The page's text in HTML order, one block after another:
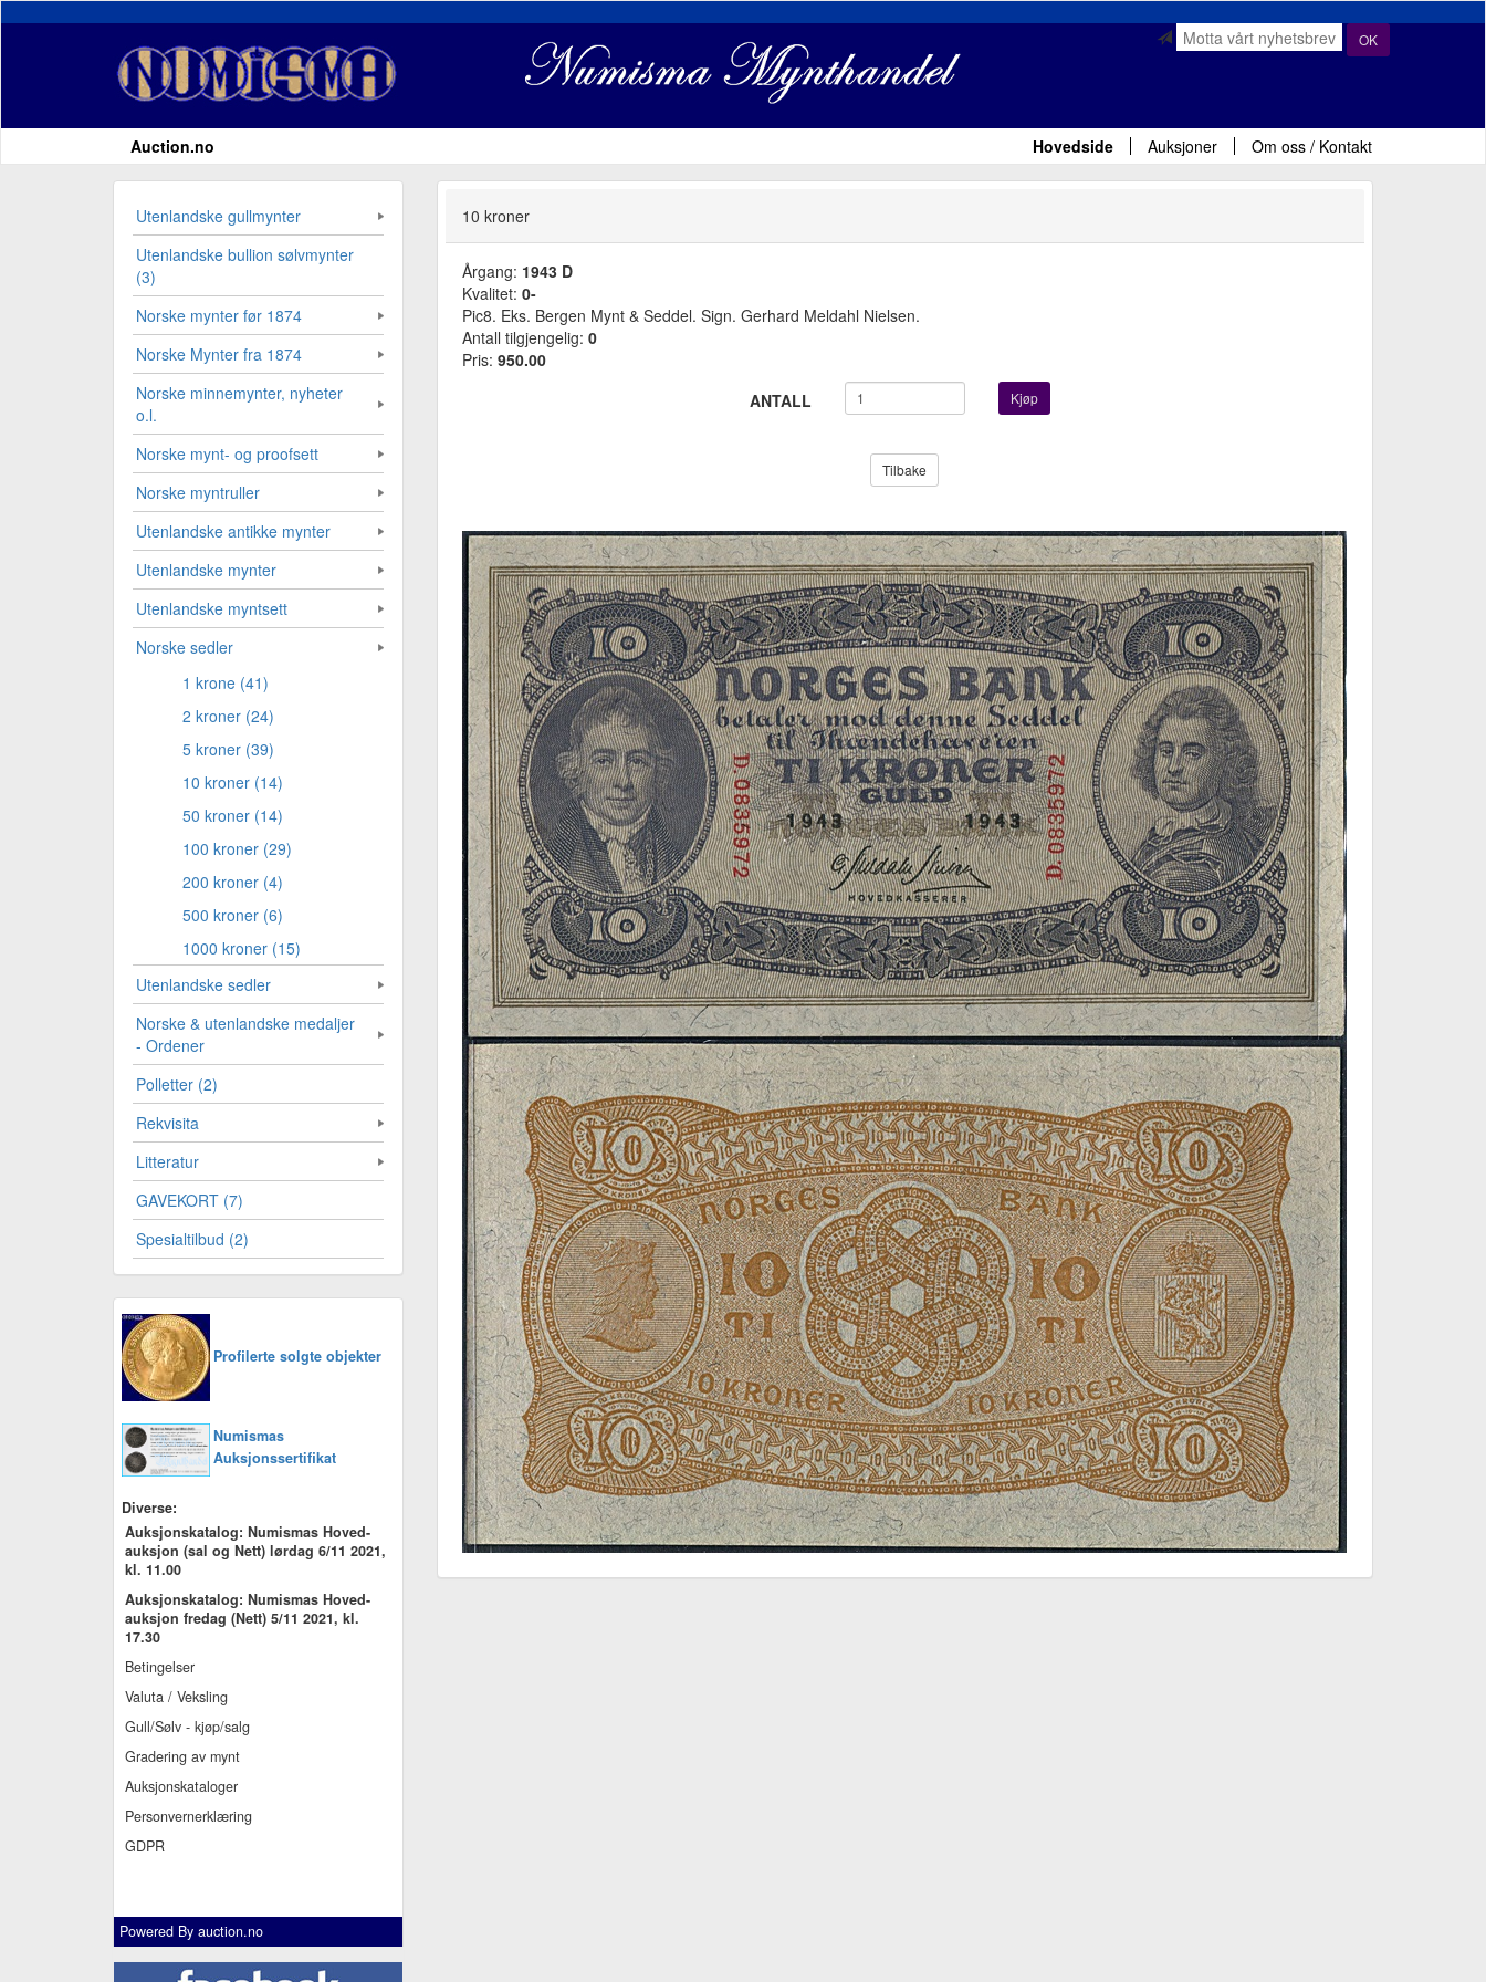
OK
Auction.no Hovedside Auksjoner Om oss / Kontakt
Utenlandske gullmynter
Utenlandske bullion sølvmynter
(3)
Norske mynter før 1874
Norske Mynter fra 1874
Norske minnemynter, nyheter
o.l.
Norske mynt- og proofsett
Norske myntruller
Utenlandske antikke mynter
Utenlandske mynter
Utenlandske myntsett
Norske sedler
1 krone (41)
2 kroner (24)
5 kroner (39)
10 kroner (14)
50 kroner (14)
100 kroner (29)
200 kroner (4)
500 kroner (6)
1000 kroner (15)
Utenlandske sedler
Norske & utenlandske medaljer
- Ordener
Polletter (2)
Rekvisita
Litteratur
GAVEKORT (7)
Spesialtilbud (2)
Profilerte solgte objekter
Numismas
Auksjonssertifikat
Diverse:
Auksjonskatalog: Numismas Hoved-
auksjon (sal og Nett) lørdag 6/11 2021,
kl. 11.00
Auksjonskatalog: Numismas Hoved-
auksjon fredag (Nett) 5/11 2021, kl.
17.30
Betingelser
Valuta / Veksling
Gull/Sølv - kjøp/salg
Gradering av mynt
Auksjonskataloger
Personvernerklæring
GDPR
Powered By auction.no
10 kroner
Årgang: 1943 D
Kvalitet: 0-
Pic8. Eks. Bergen Mynt & Seddel. Sign. Gerhard Meldahl Nielsen.
Antall tilgjengelig: 0
Pris: 950.00
ANTALL
Kjøp
Tilbake